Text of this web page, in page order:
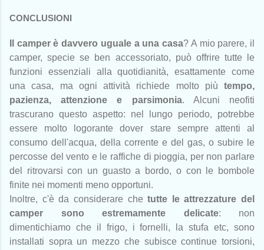
CONCLUSIONI
Il camper è davvero uguale a una casa? A mio parere, il
camper, specie se ben accessoriato, può offrire tutte le
funzioni essenziali alla quotidianità, esattamente come
una casa, ma ogni attività richiede molto più tempo,
pazienza, attenzione e parsimonia. Alcuni neofiti
trascurano questo aspetto: nel lungo periodo, potrebbe
essere molto logorante dover stare sempre attenti al
consumo dell'acqua, della corrente e del gas, o subire le
percosse del vento e le raffiche di pioggia, per non parlare
del ritrovarsi con un guasto a bordo, o con le bombole
finite nei momenti meno opportuni.
Inoltre, c'è da considerare chetutte le attrezzature del
camper sono estremamente delicate: non
dimentichiamo che il frigo, i fornelli, la stufa etc, sono
installati sopra un mezzo che subisce continue torsioni,